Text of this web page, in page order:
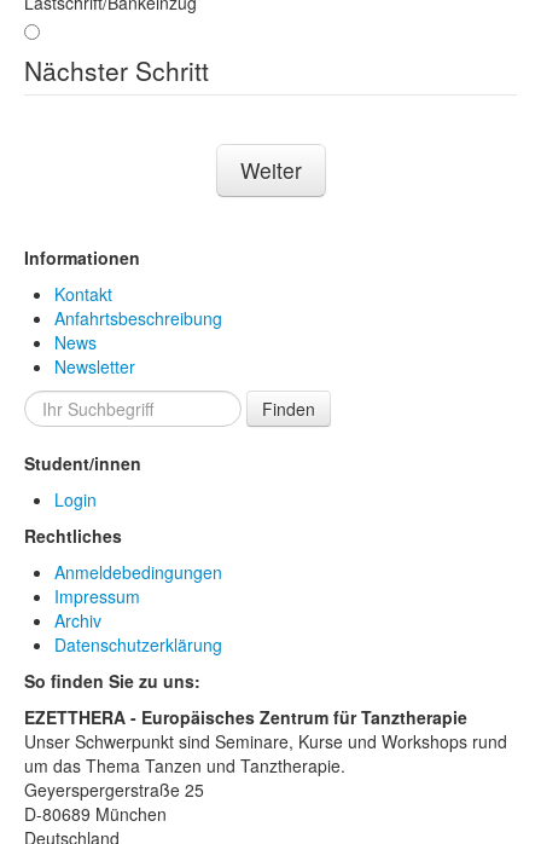
Nächster Schritt
Weiter
Informationen
Kontakt
Anfahrtsbeschreibung
News
Newsletter
Finden
Student/innen
Login
Rechtliches
Anmeldebedingungen
Impressum
Archiv
Datenschutzerklärung
So finden Sie zu uns:
EZETTHERA - Europäisches Zentrum für Tanztherapie
Unser Schwerpunkt sind Seminare, Kurse und Workshops rund
um das Thema Tanzen und Tanztherapie.
Geyerspergerstraße 25
D-80689 München
Deutschland